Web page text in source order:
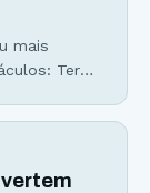
mais
Ter
Dúvidas na